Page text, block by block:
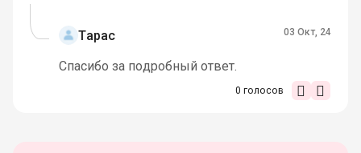
Тарас 03 Окт, 24
Спасибо за подробный ответ.
0 голосов